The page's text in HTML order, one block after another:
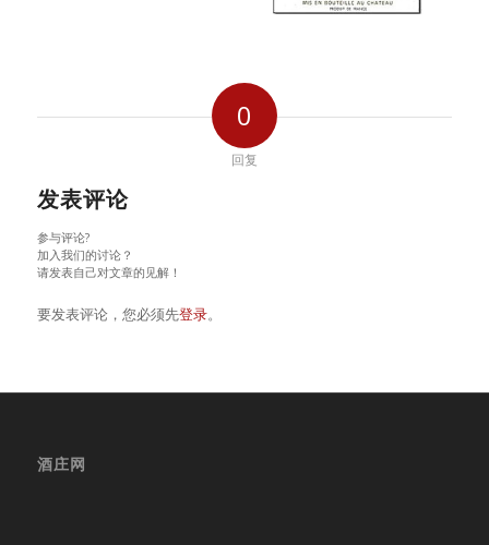
0
回复
发表评论
参与评论?
加入我们的讨论？
请发表自己对文章的见解！
要发表评论，您必须先登录。
酒庄网